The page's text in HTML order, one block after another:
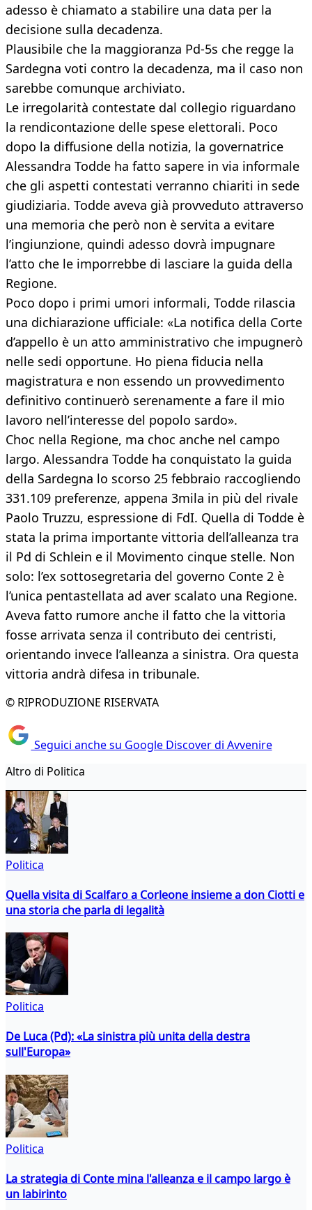
adesso è chiamato a stabilire una data per la
decisione sulla decadenza.
Plausibile che la maggioranza Pd-5s che regge la
Sardegna voti contro la decadenza, ma il caso non
sarebbe comunque archiviato.
Le irregolarità contestate dal collegio riguardano
la rendicontazione delle spese elettorali. Poco
dopo la diffusione della notizia, la governatrice
Alessandra Todde ha fatto sapere in via informale
che gli aspetti contestati verranno chiariti in sede
giudiziaria. Todde aveva già provveduto attraverso
una memoria che però non è servita a evitare
l’ingiunzione, quindi adesso dovrà impugnare
l’atto che le imporrebbe di lasciare la guida della
Regione.
Poco dopo i primi umori informali, Todde rilascia
una dichiarazione ufficiale: «La notifica della Corte
d’appello è un atto amministrativo che impugnerò
nelle sedi opportune. Ho piena fiducia nella
magistratura e non essendo un provvedimento
definitivo continuerò serenamente a fare il mio
lavoro nell’interesse del popolo sardo».
Choc nella Regione, ma choc anche nel campo
largo. Alessandra Todde ha conquistato la guida
della Sardegna lo scorso 25 febbraio raccogliendo
331.109 preferenze, appena 3mila in più del rivale
Paolo Truzzu, espressione di FdI. Quella di Todde è
stata la prima importante vittoria dell’alleanza tra
il Pd di Schlein e il Movimento cinque stelle. Non
solo: l’ex sottosegretaria del governo Conte 2 è
l’unica pentastellata ad aver scalato una Regione.
Aveva fatto rumore anche il fatto che la vittoria
fosse arrivata senza il contributo dei centristi,
orientando invece l’alleanza a sinistra. Ora questa
vittoria andrà difesa in tribunale.
© RIPRODUZIONE RISERVATA
Seguici anche su Google Discover di Avvenire
Altro di Politica
Politica
Quella visita di Scalfaro a Corleone insieme a don Ciotti e
una storia che parla di legalità
Politica
De Luca (Pd): «La sinistra più unita della destra
sull'Europa»
Politica
La strategia di Conte mina l'alleanza e il campo largo è
un labirinto